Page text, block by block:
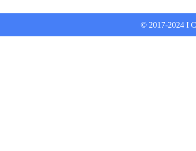
© 2017-2024 I